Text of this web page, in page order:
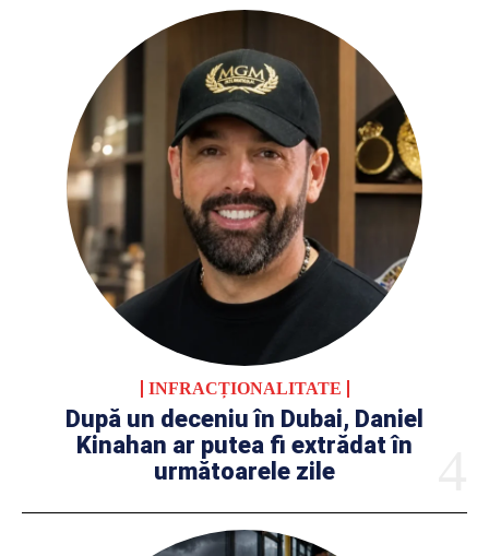
INFRACȚIONALITATE
După un deceniu în Dubai, Daniel
Kinahan ar putea fi extrădat în
următoarele zile